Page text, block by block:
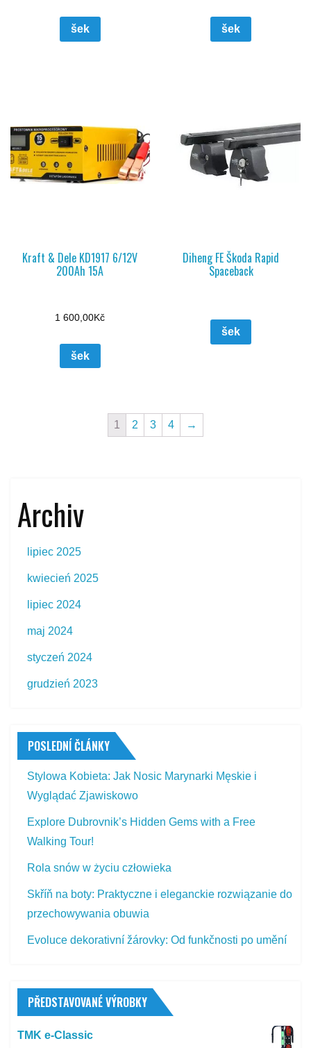
šek šek
Kraft & Dele KD1917 6/12V
200Ah 15A
1 600,00Kč
šek
Diheng FE Škoda Rapid
Spaceback
šek
1 2 3 4 →
Archiv
lipiec 2025
kwiecień 2025
lipiec 2024
maj 2024
styczeń 2024
grudzień 2023
POSLEDNÍ ČLÁNKY
Stylowa Kobieta: Jak Nosic Marynarki Męskie i
Wyglądać Zjawiskowo
Explore Dubrovnik’s Hidden Gems with a Free
Walking Tour!
Rola snów w życiu człowieka
Skříň na boty: Praktyczne i eleganckie rozwiązanie do
przechowywania obuwia
Evoluce dekorativní žárovky: Od funkčnosti po umění
PŘEDSTAVOVANÉ VÝROBKY
TMK e-Classic